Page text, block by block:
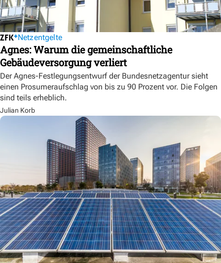
Netzentgelte
Agnes: Warum die gemeinschaftliche
Gebäudeversorgung verliert
Der Agnes-Festlegungsentwurf der Bundesnetzagentur sieht
einen Prosumeraufschlag von bis zu 90 Prozent vor. Die Folgen
sind teils erheblich.
Julian Korb